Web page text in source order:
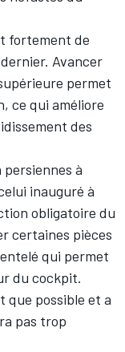
fortement de
Avancer
permet
ce qui améliore
des
à
inauguré à
obligatoire du
certaines pièces
qui permet
du cockpit.
que possible et a
pas trop